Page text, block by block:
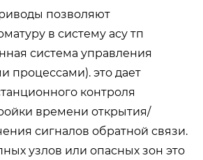
позволяют
в систему асу тп
система управления
процессами). это дает
контроля
времени открытия/
сигналов обратной связи.
узлов или опасных зон это